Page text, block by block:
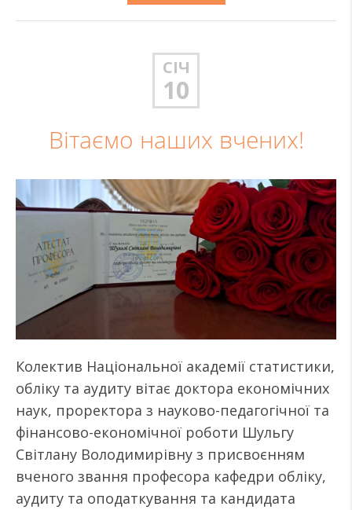
СІЧ
10
Вітаємо наших вчених!
Колектив Національної академії статистики,
обліку та аудиту вітає доктора економічних
наук, проректора з науково-педагогічної та
фінансово-економічної роботи Шульгу
Світлану Володимирівну з присвоєнням
вченого звання професора кафедри обліку,
аудиту та оподаткування та кандидата